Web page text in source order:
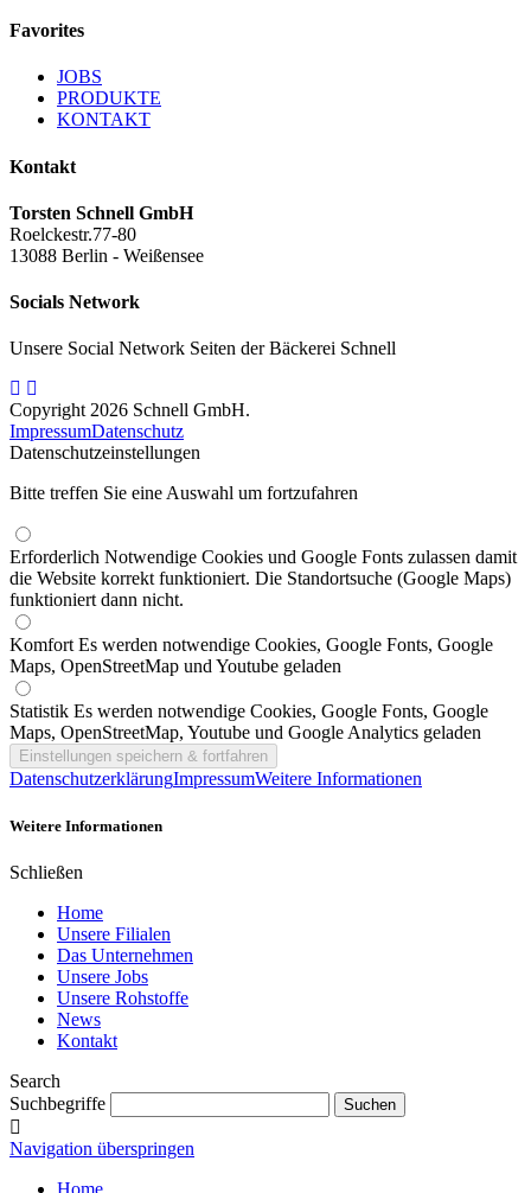
Favorites
JOBS
PRODUKTE
KONTAKT
Kontakt
Torsten Schnell GmbH
Roelckestr.77-80
13088 Berlin - Weißensee
Socials Network
Unsere Social Network Seiten der Bäckerei Schnell
Copyright 2026 Schnell GmbH.
ImpressumDatenschutz
Datenschutzeinstellungen
Bitte treffen Sie eine Auswahl um fortzufahren
Erforderlich Notwendige Cookies und Google Fonts zulassen damit
die Website korrekt funktioniert. Die Standortsuche (Google Maps)
funktioniert dann nicht.
KomfortEs werden notwendige Cookies, Google Fonts, Google
Maps, OpenStreetMap und Youtube geladen
Statistik Es werden notwendige Cookies, Google Fonts, Google
Maps, OpenStreetMap, Youtube und Google Analytics geladen
DatenschutzerklärungImpressumWeitere Informationen
Weitere Informationen
Schließen
Home
Unsere Filialen
Das Unternehmen
Unsere Jobs
Unsere Rohstoffe
News
Kontakt
Search
Suchbegriffe
Navigation überspringen
Home